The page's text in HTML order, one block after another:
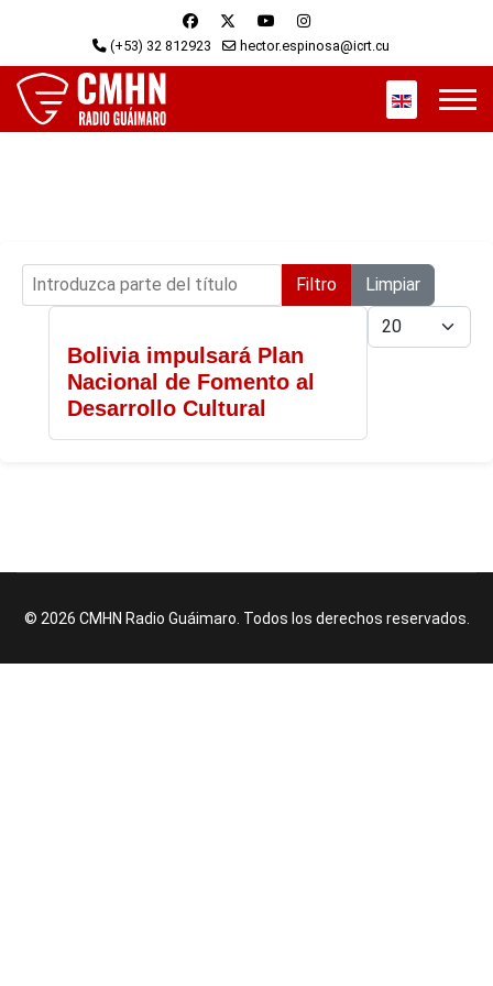
(+53) 32 812923 hector.espinosa@icrt.cu
Seleccione
Introduzca parte del título Filtro
Limpiar
Cantidad
Bolivia impulsará Plan
Nacional de Fomento al
Desarrollo Cultural
© 2026 CMHN Radio Guáimaro. Todos los derechos reservados.